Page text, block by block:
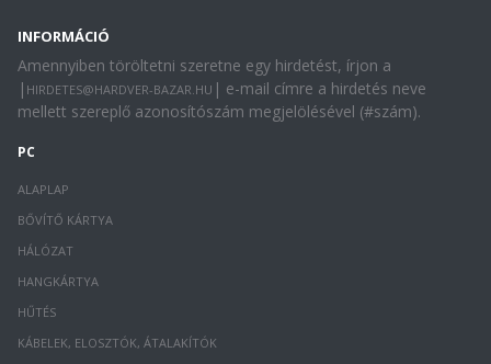
INFORMÁCIÓ
Amennyiben töröltetni szeretne egy hirdetést, írjon a
| HIRDETES@HARDVER-BAZAR.HU | e-mail címre a hirdetés neve
mellett szereplő azonosítószám megjelölésével (#szám).
PC
ALAPLAP
BŐVÍTŐ KÁRTYA
HÁLÓZAT
HANGKÁRTYA
HŰTÉS
KÁBELEK, ELOSZTÓK, ÁTALAKÍTÓK